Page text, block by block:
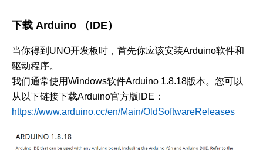
下载 Arduino （IDE）
当你得到UNO开发板时，首先你应该安装Arduino软件和
驱动程序。
我们通常使用Windows软件Arduino 1.8.18版本。您可以
从以下链接下载Arduino官方版IDE：
https://www.arduino.cc/en/Main/OldSoftwareReleases